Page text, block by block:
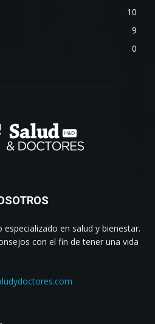
10
9
0
en salud y bienestar.
con el fin de tener una vida